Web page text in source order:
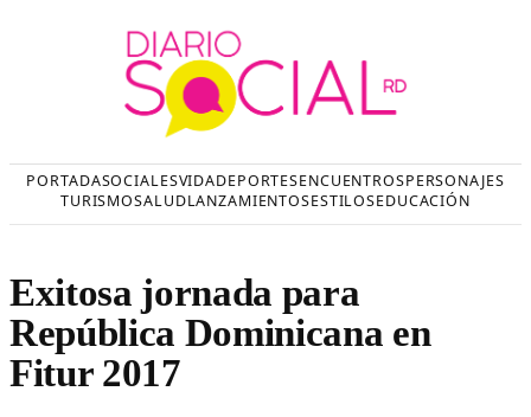
PORTADASOCIALESVIDADEPORTESENCUENTROSPERSONAJES
TURISMOSALUDLANZAMIENTOSESTILOSEDUCACIÓN
Exitosa jornada para
República Dominicana en
Fitur 2017